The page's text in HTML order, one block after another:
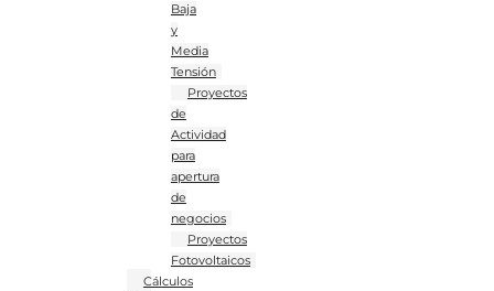
Baja
y
Media
Tensión
Proyectos
de
Actividad
para
apertura
de
negocios
Proyectos
Fotovoltaicos
Cálculos